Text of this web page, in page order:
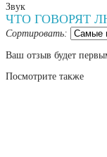
Звук
ЧТО ГОВОРЯТ
Сортировать:
Ваш отзыв будет
Посмотрите также